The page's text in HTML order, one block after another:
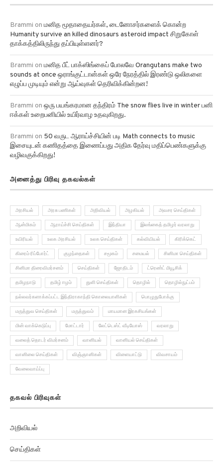
Brammion
மனித மூதாதையர்கள், டைனோசர்களைக் கொன்ற
Humanity survive an killed dinosaurs asteroid impact சிறுகோள்
தாக்கத்திலிருந்து தப்பியுள்ளனர்?
Brammi on
மனித பீட் பாக்ஸிங்கைப் போலவே Orangutans make two
sounds at once ஒராங்குட்டான்கள் ஒரே நேரத்தில் இரண்டு ஒலிகளை
எழுப்ப முடியும் என்று ஆய்வுகள் தெரிவிக்கின்றன!
Brammi
ஒரு பயங்கரமான தந்திரம் The snow flies live in winter பனி
ஈக்கள் உறைபனியில் உயிர்வாழ உதவுகிறது.
Brammi on
50 வருட ஆராய்ச்சியின் படி Math connects to music
இசையுடன் கணிதத்தை இணைப்பது அதிக தேர்வு மதிப்பெண்களுக்கு
வழிவகுக்கிறது!
அனைத்து பிரிவு தகவல்கள்
அரசியல் அரசு பணிகள் அறிவியல் அழகியல் அவசர செய்திகள்
ஆன்மிகம் ஆராய்ச்சி செய்திகள் இந்தியா இலங்கைத் தமிழர் வரலாறு
உயிரியல் உலக அரசியல் உலக செய்திகள் கல்வியியல் கிரிக்கெட்
கிரைம் ரிப்போர்ட் குழந்தைகள் சமூகம் சமையல் சினிமா செய்திகள்
சினிமா திரைவிமர்சனம் செய்திகள் ஜோதிடம் ட்ரெண்ட் மியூசிக்
தமிழநாடு தமிழ் ஈழம் துளி செய்திகள் தொழில் தொழில்நுட்பம்
நல்லவர்களாக்கப்பட்ட இந்திராகாந்தி கொலையாளிகள் பொழுதுபோக்கு
மருத்துவ செய்திகள் மருத்துவம் மாயமான இரகசியங்கள்
மின் வாக்கெடுப்பு மோட்டார் லேட்டெஸ்ட் வீடியோஸ் வரலாறு
வலைத் தொடர் விமர்சனம் வானியல் வானியல் செய்திகள்
வானிலை செய்திகள் விஞ்ஞானிகள் விளையாட்டு விவசாயம்
வேலைவாய்ப்பு
தகவல் பிரிவுகள்
அறிவியல்
செய்திகள்